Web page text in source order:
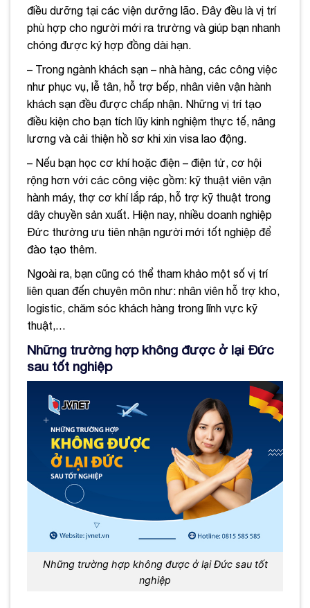
điều dưỡng tại các viện dưỡng lão. Đây đều là vị trí
phù hợp cho người mới ra trường và giúp bạn nhanh
chóng được ký hợp đồng dài hạn.
– Trong ngành khách sạn – nhà hàng, các công việc
như phục vụ, lễ tân, hỗ trợ bếp, nhân viên vận hành
khách sạn đều được chấp nhận. Những vị trí tạo
điều kiện cho bạn tích lũy kinh nghiệm thực tế, nâng
lương và cải thiện hồ sơ khi xin visa lao động.
– Nếu bạn học cơ khí hoặc điện – điện tử, cơ hội
rộng hơn với các công việc gồm: kỹ thuật viên vận
hành máy, thợ cơ khí lắp ráp, hỗ trợ kỹ thuật trong
dây chuyền sản xuất. Hiện nay, nhiều doanh nghiệp
Đức thường ưu tiên nhận người mới tốt nghiệp để
đào tạo thêm.
Ngoài ra, bạn cũng có thể tham khảo một số vị trí
liên quan đến chuyên môn như: nhân viên hỗ trợ kho,
logistic, chăm sóc khách hàng trong lĩnh vực kỹ
thuật,…
Những trường hợp không được ở lại Đức
sau tốt nghiệp
Những trường hợp không được ở lại Đức sau tốt
nghiệp